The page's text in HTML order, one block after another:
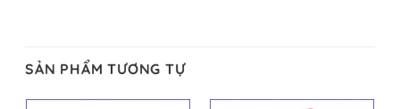
SẢN PHẨM TƯƠNG TỰ